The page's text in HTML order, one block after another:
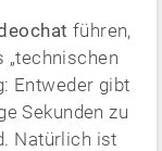
führen,
„technischen
Entweder gibt
Sekunden zu
Natürlich ist